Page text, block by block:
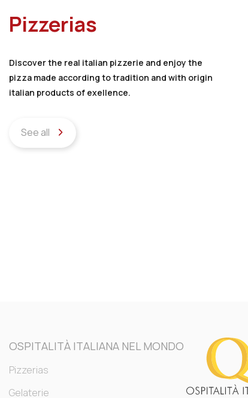
Pizzerias
Discover the real italian pizzerie and enjoy the
pizza made according to tradition and with origin
italian products of exellence.
See all
OSPITALITÀ ITALIANA NEL MONDO
Pizzerias
Gelaterie